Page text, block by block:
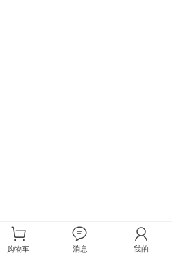
购物车 消息 我的